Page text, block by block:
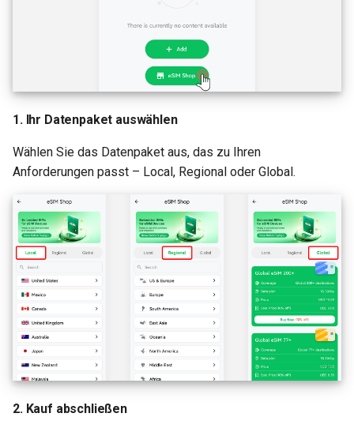
1. Ihr Datenpaket auswählen
Wählen Sie das Datenpaket aus, das zu Ihren
Anforderungen passt – Local, Regional oder Global.
2. Kauf abschließen